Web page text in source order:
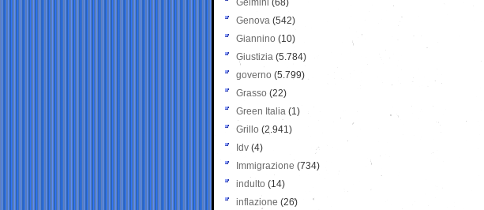
Gelmini (68)
Genova (542)
Giannino (10)
Giustizia (5.784)
governo (5.799)
Grasso (22)
Green Italia (1)
Grillo (2.941)
Idv (4)
Immigrazione (734)
indulto (14)
inflazione (26)